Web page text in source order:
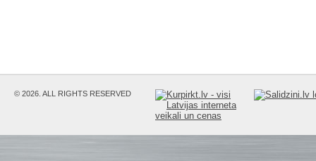
© 2026. ALL RIGHTS RESERVED